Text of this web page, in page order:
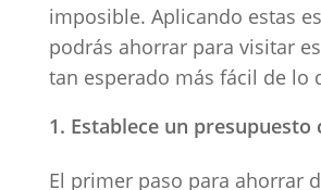
imposible. Aplicando estas
podrás ahorrar para visitar
tan esperado más fácil de lo
Establece un presupuesto
El primer paso para ahorrar